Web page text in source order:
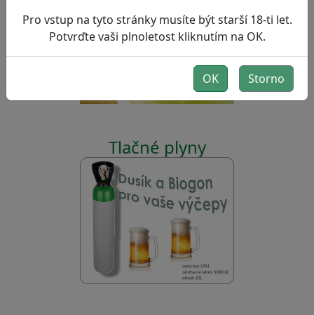
Sanitace výčepních zařízení
Tlačné plyny
Pro vstup na tyto stránky musíte být starší 18-ti let.
Potvrďte vaši plnoletost kliknutím na OK.
OK Storno